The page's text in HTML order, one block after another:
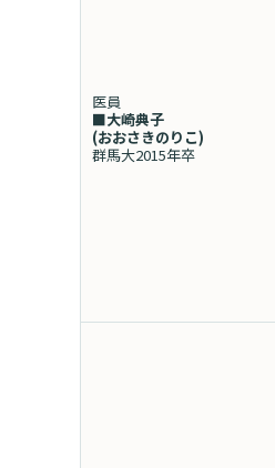
医員
■大崎典子
(おおさきのりこ)
群馬大2015年卒